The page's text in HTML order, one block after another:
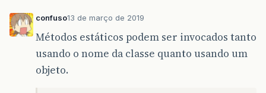
confuso13 de março de 2019
Métodos estáticos podem ser invocados tanto
usando o nome da classe quanto usando um
objeto.